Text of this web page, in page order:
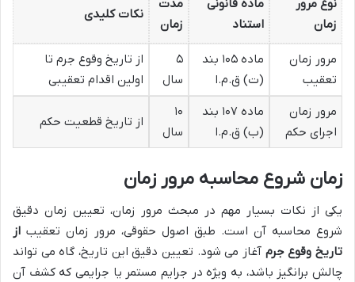
نوع مرور
زمان
ماده قانونی
استناد
مدت
زمان
نکات کلیدی
مرور زمان
تعقیب
ماده ۱۰۵ بند
(ت) ق.م.ا
۵
سال
از تاریخ وقوع جرم تا
اولین اقدام تعقیبی
مرور زمان
اجرای حکم
ماده ۱۰۷ بند
(ب) ق.م.ا
۱۰
سال
از تاریخ قطعیت حکم
زمان شروع محاسبه مرور زمان
یکی از نکات بسیار مهم در مبحث مرور زمان، تعیین زمان دقیق
شروع محاسبه آن است. طبق اصول حقوقی، مرور زمان تعقیب از
تاریخ وقوع جرم آغاز می شود. تعیین دقیق این تاریخ، گاه می تواند
چالش برانگیز باشد، به ویژه در جرایم مستمر یا جرایمی که کشف آن